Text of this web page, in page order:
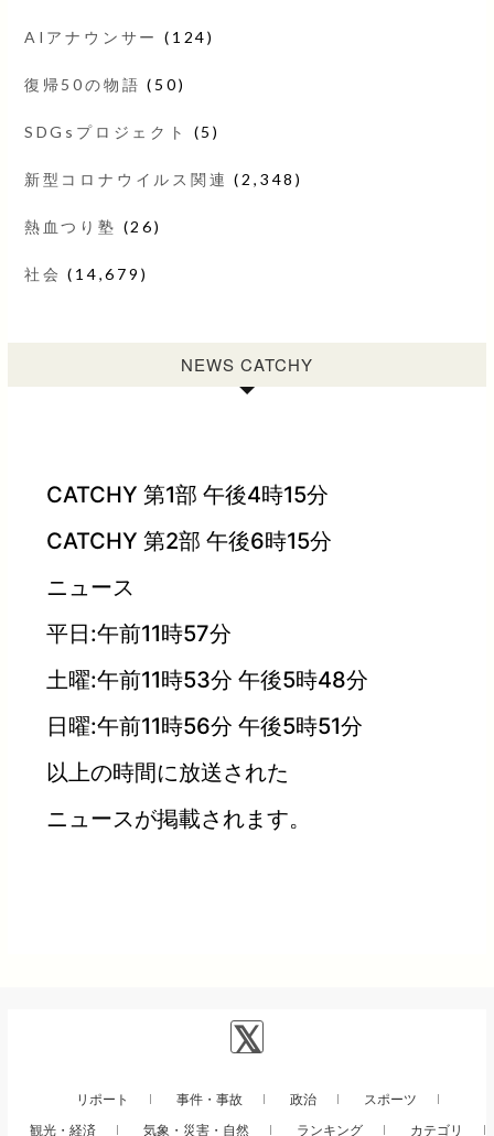
AIアナウンサー (124)
復帰50の物語 (50)
SDGsプロジェクト (5)
新型コロナウイルス関連 (2,348)
熱血つり塾 (26)
社会 (14,679)
NEWS CATCHY
CATCHY 第1部 午後4時15分
CATCHY 第2部 午後6時15分
ニュース
平日:午前11時57分
土曜:午前11時53分 午後5時48分
日曜:午前11時56分 午後5時51分
以上の時間に放送された
ニュースが掲載されます。
リポート 事件・事故 政治
スポーツ
観光・経済
気象・災害・自然 ランキング カテゴリ